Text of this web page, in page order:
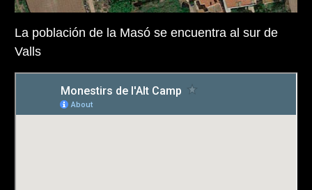
La población de la Masó se encuentra al sur de
Valls